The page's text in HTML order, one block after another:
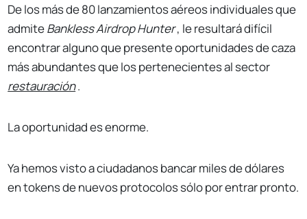
De los más de 80 lanzamientos aéreos individuales que
admiteBankless Airdrop Hunter, le resultará difícil
encontrar alguno que presente oportunidades de caza
más abundantes que los pertenecientes al sector
restauración.
La oportunidad es enorme.
Ya hemos visto a ciudadanos bancar miles de dólares
en tokens de nuevos protocolos sólo por entrar pronto.